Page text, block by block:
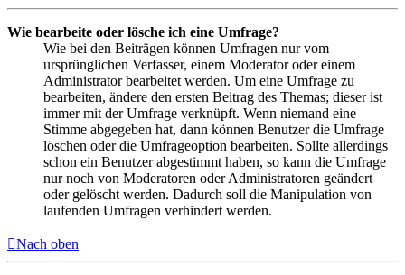
Wie bearbeite oder lösche ich eine Umfrage?
Wie bei den Beiträgen können Umfragen nur vom
ursprünglichen Verfasser, einem Moderator oder einem
Administrator bearbeitet werden. Um eine Umfrage zu
bearbeiten, ändere den ersten Beitrag des Themas; dieser ist
immer mit der Umfrage verknüpft. Wenn niemand eine
Stimme abgegeben hat, dann können Benutzer die Umfrage
löschen oder die Umfrageoption bearbeiten. Sollte allerdings
schon ein Benutzer abgestimmt haben, so kann die Umfrage
nur noch von Moderatoren oder Administratoren geändert
oder gelöscht werden. Dadurch soll die Manipulation von
laufenden Umfragen verhindert werden.
Nach oben